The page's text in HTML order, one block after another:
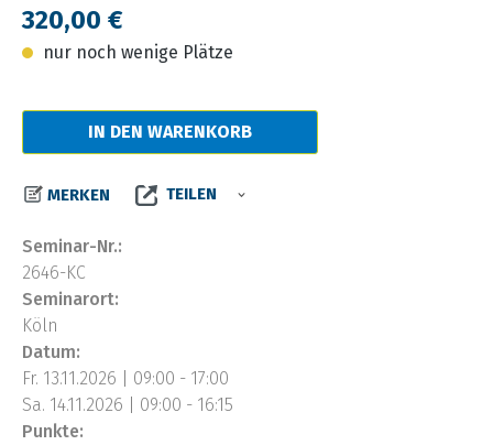
Regulärer Preis:
320,00 €
nur noch wenige Plätze
IN DEN WARENKORB
MERKEN TEILEN
Seminar-Nr.:
2646-KC
Seminarort:
Köln
Datum:
Fr. 13.11.2026 | 09:00 - 17:00
Sa. 14.11.2026 | 09:00 - 16:15
Punkte: